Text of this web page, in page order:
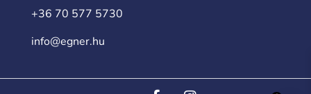
+36 70 577 5730
info@egner.hu